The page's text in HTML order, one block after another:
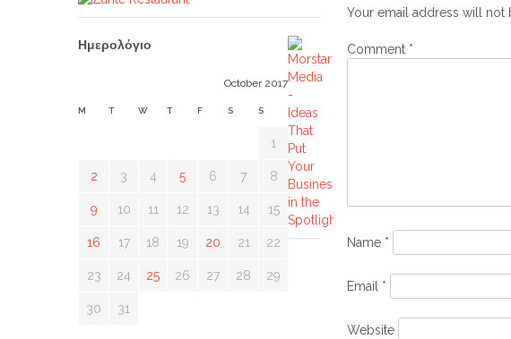
Ημερολόγιο
October 2017
M T W T F S S
1
2 3 4 5 6 7 8
9 10 11 12 13 14 15
16 17 18 19 20 21 22
23 24 25 26 27 28 29
30 31
Your email address will not
Comment *
Name *
Email *
Website